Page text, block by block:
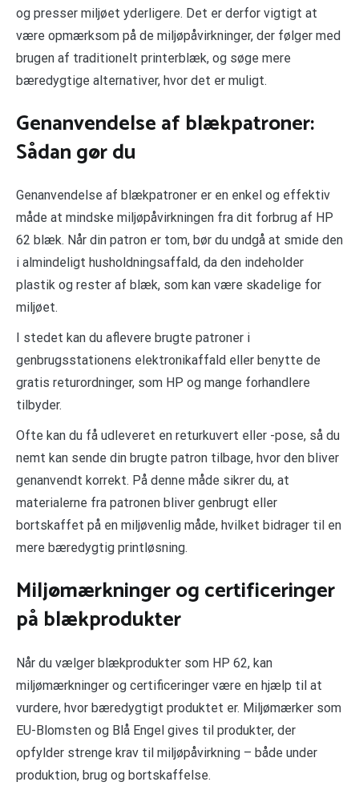
og presser miljøet yderligere. Det er derfor vigtigt at
være opmærksom på de miljøpåvirkninger, der følger med
brugen af traditionelt printerblæk, og søge mere
bæredygtige alternativer, hvor det er muligt.
Genanvendelse af blækpatroner:
Sådan gør du
Genanvendelse af blækpatroner er en enkel og effektiv
måde at mindske miljøpåvirkningen fra dit forbrug af HP
62 blæk. Når din patron er tom, bør du undgå at smide den
i almindeligt husholdningsaffald, da den indeholder
plastik og rester af blæk, som kan være skadelige for
miljøet.
I stedet kan du aflevere brugte patroner i
genbrugsstationens elektronikaffald eller benytte de
gratis returordninger, som HP og mange forhandlere
tilbyder.
Ofte kan du få udleveret en returkuvert eller -pose, så du
nemt kan sende din brugte patron tilbage, hvor den bliver
genanvendt korrekt. På denne måde sikrer du, at
materialerne fra patronen bliver genbrugt eller
bortskaffet på en miljøvenlig måde, hvilket bidrager til en
mere bæredygtig printløsning.
Miljømærkninger og certificeringer
på blækprodukter
Når du vælger blækprodukter som HP 62, kan
miljømærkninger og certificeringer være en hjælp til at
vurdere, hvor bæredygtigt produktet er. Miljømærker som
EU-Blomsten og Blå Engel gives til produkter, der
opfylder strenge krav til miljøpåvirkning – både under
produktion, brug og bortskaffelse.